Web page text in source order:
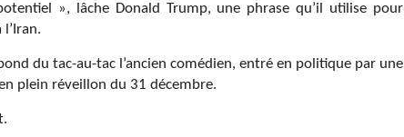
», lâche Donald Trump, une phrase qu’il utilise pour
du tac-au-tac l’ancien comédien, entré en politique par une
plein réveillon du 31 décembre.